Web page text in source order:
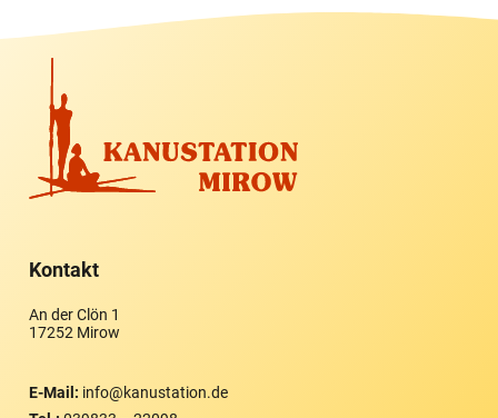
Kontakt
An der Clön 1
17252 Mirow
E-Mail: info@kanustation.de